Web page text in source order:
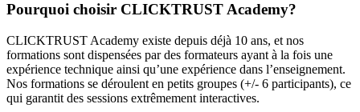
Pourquoi choisir CLICKTRUST Academy?
CLICKTRUST Academy existe depuis déjà 10 ans, et nos
formations sont dispensées par des formateurs ayant à la fois une
expérience technique ainsi qu’une expérience dans l’enseignement.
Nos formations se déroulent en petits groupes (+/- 6 participants), ce
qui garantit des sessions extrêmement interactives.